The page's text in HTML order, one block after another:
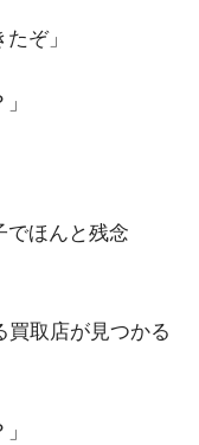
ぞ」
でほんと残念
買取店が見つかる